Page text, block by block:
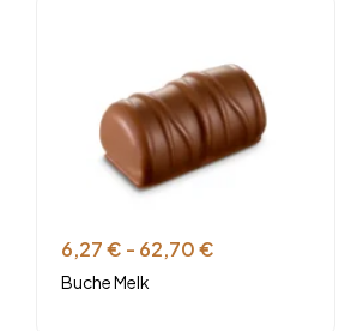
6,27€ - 62,70€
Buche Melk